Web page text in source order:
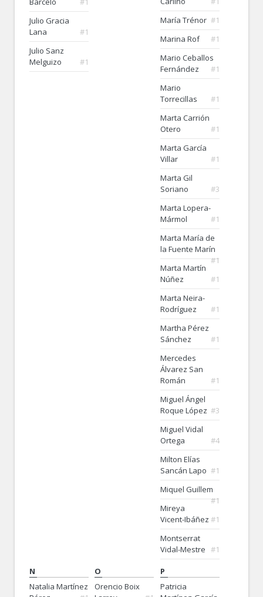
Julio Gracia
Lana
#1
Julio Sanz
Melguizo
#1
María Trénor #1
Marina Rof
#1
Mario Ceballos
Fernández
#1
Mario
Torrecillas
#1
Marta Carrión
Otero
#1
Marta García
Villar
#1
Marta Gil
Soriano
#3
Marta Lopera-
Mármol
#1
Marta María de
la Fuente Marín
#1
Marta Martín
Núñez
#1
Marta Neira-
Rodríguez
#1
Martha Pérez
Sánchez
#1
Mercedes
Álvarez San
Román
#1
Miguel Ángel
Roque López #3
Miguel Vidal
Ortega
#4
Milton Elías
Sancán Lapo #1
Miquel Guillem
#1
Mireya
Vicent-Ibáñez #1
Montserrat
Vidal-Mestre #1
N
Natalia Martínez
O
Orencio Boix
P
Patricia